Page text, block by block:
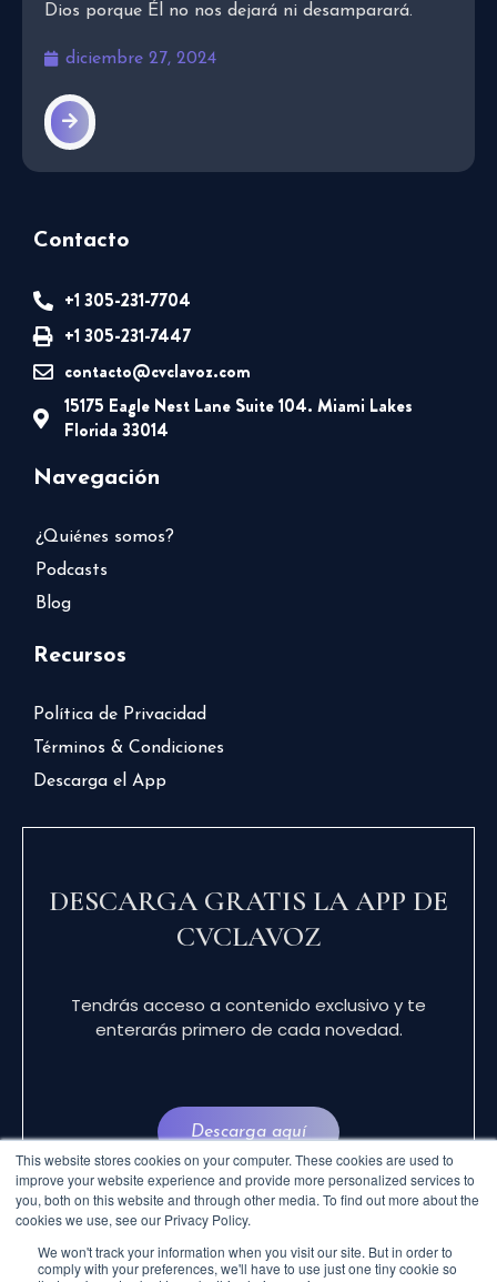
This website stores cookies on your computer. These cookies are used to
improve your website experience and provide more personalized services to
you, both on this website and through other media. To find out more about the
cookies we use, see our Privacy Policy.
We won't track your information when you visit our site. But in order to
comply with your preferences, we'll have to use just one tiny cookie so
Dios porque Él no nos dejará ni desamparará.
diciembre 27, 2024
Contacto
+1 305-231-7704
+1 305-231-7447
contacto@cvclavoz.com
15175 Eagle Nest Lane Suite 104. Miami Lakes
Florida 33014
Navegación
¿Quiénes somos?
Podcasts
Blog
Recursos
Política de Privacidad
Términos & Condiciones
Descarga el App
DESCARGA GRATIS LA APP DE
CVCLAVOZ
Tendrás acceso a contenido exclusivo y te
enterarás primero de cada novedad.
Descarga aquí